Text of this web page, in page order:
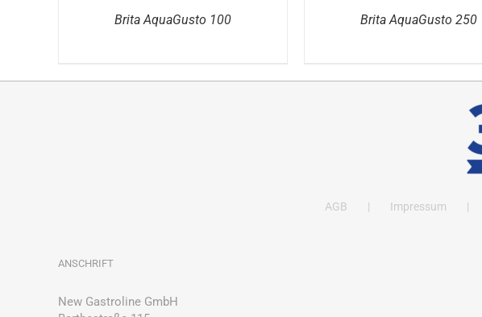
Brita AquaGusto 100 Brita AquaGusto 250
AGB Impressum
ANSCHRIFT
New Gastroline GmbH